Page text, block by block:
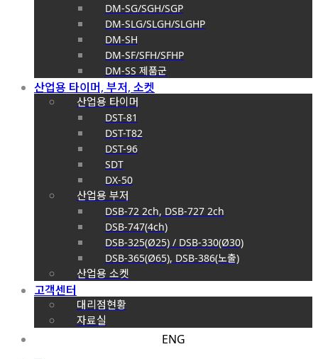
DM-SG/SGH/SGP
DM-SLG/SLGH/SLGHP
DM-SH
DM-SF/SFH/SFHP
DM-SS 제품군
산업용 타이머, 부저, 소켓
산업용 타이머
DST-81
DST-T82
DST-96
SDT
DX-50
산업용 부저
DSB-72 2ch, DSB-727 2ch
DSB-747(4ch)
DSB-325(Ø25) / DSB-330(Ø30)
DSB-365(Ø65), DSB-386(노출)
산업용 소켓
고객센터
대리점현황
자료실
ENG